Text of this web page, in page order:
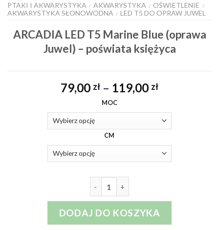
PTAKI I AKWARYSTYKA / AKWARYSTYKA / OŚWIETLENIE /
AKWARYSTYKA SŁONOWODNA / LED T5 DO OPRAW JUWEL
ARCADIA LED T5 Marine Blue (oprawa
Juwel) – poświata księżyca
79,00 zł – 119,00 złZakres
od
79,00 zł
do
119,00 zł
MOC
CM
DODAJ DO KOSZYKA